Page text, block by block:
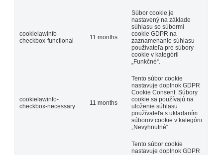
cookielawinfo-
checkbox-functional
11 months
Súbor cookie je
nastavený na základe
súhlasu so súbormi
cookie GDPR na
zaznamenanie súhlasu
používateľa pre súbory
cookie v kategórii
„Funkčné“.
cookielawinfo-
checkbox-necessary
11 months
Tento súbor cookie
nastavuje doplnok GDPR
Cookie Consent. Súbory
cookie sa používajú na
uloženie súhlasu
používateľa s ukladaním
súborov cookie v kategórii
„Nevyhnutné“.
Tento súbor cookie
nastavuje doplnok GDPR